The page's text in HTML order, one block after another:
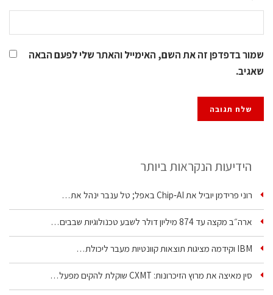
שמור בדפדפן זה את השם, האימייל והאתר שלי לפעם הבאה
שאגיב.
הידיעות הנקראות ביותר
רוני פרידמן יוביל את Chip‑AI באפל; טל ענבר ינהל את…
ארה״ב מקצה עד 874 מיליון דולר לשבע טכנולוגיות שבבים…
IBM וקידמה מציגות תוצאות קוונטיות מעבר ליכולת…
סין מאיצה את מרוץ הזיכרונות: CXMT שוקלת להקים מפעל…